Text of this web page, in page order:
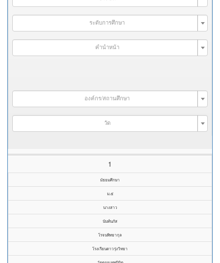
ระดับการศึกษา
คำนำหน้า
องค์กร/สถานศึกษา
วัด
1
มัธยมศึกษา
ม.๕
นางสาว
นันท์นภัส
โรจนพิทยากุล
โรงเรียนดาวรุ่งวิทยา